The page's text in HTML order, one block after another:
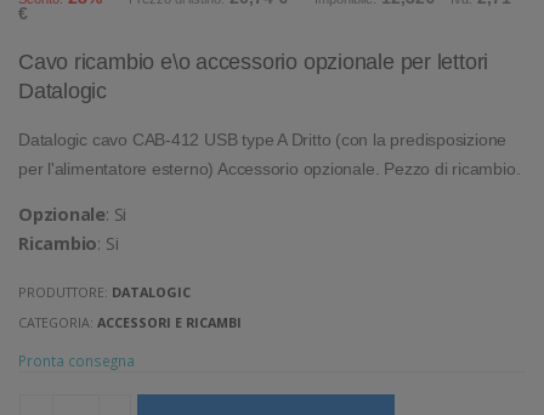
€
Cavo ricambio e\o accessorio opzionale per lettori
Datalogic
Datalogic cavo CAB-412 USB type A Dritto (con la predisposizione
per l'alimentatore esterno) Accessorio opzionale. Pezzo di ricambio.
Opzionale: Si
Ricambio: Si
PRODUTTORE: DATALOGIC
CATEGORIA:ACCESSORI E RICAMBI
Pronta consegna